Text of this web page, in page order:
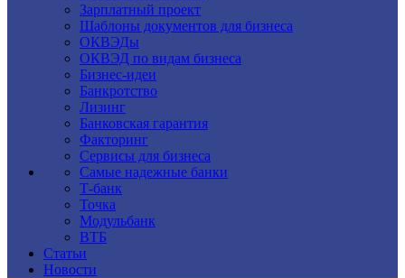
Зарплатный проект
Шаблоны документов для бизнеса
ОКВЭДы
ОКВЭД по видам бизнеса
Бизнес-идеи
Банкротство
Лизинг
Банковская гарантия
Факторинг
Сервисы для бизнеса
Самые надежные банки
Т-банк
Точка
Модульбанк
ВТБ
Статьи
Новости